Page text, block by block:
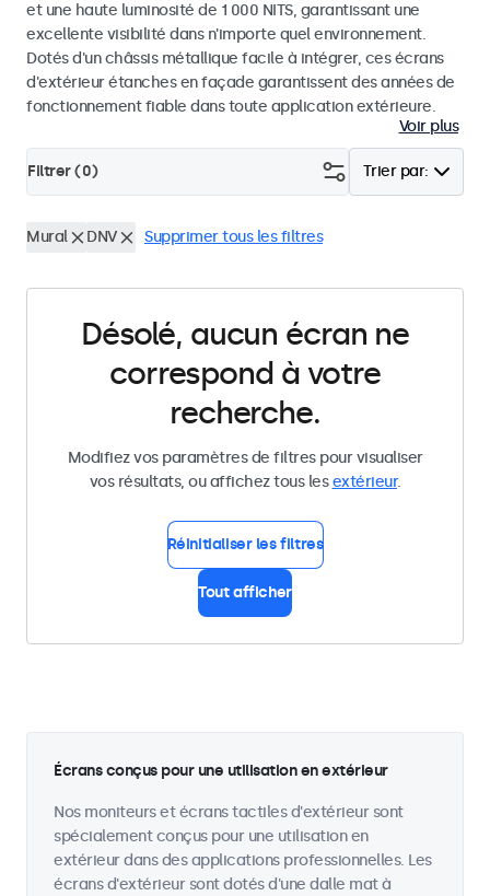
et une haute luminosité de 1 000 NITS, garantissant une
excellente visibilité dans n'importe quel environnement.
Dotés d'un châssis métallique facile à intégrer, ces écrans
d'extérieur étanches en façade garantissent des années de
fonctionnement fiable dans toute application extérieure.
Voir plus
Trier par:
Filtrer (0)
Mural DNV Supprimer tous les filtres
Désolé, aucun écran ne
correspond à votre
recherche.
Modifiez vos paramètres de filtres pour visualiser
vos résultats, ou affichez tous lesextérieur.
Réinitialiser les filtres
Tout afficher
Écrans conçus pour une utilisation en extérieur
Nos moniteurs et écrans tactiles d'extérieur sont
spécialement conçus pour une utilisation en
extérieur dans des applications professionnelles. Les
écrans d'extérieur sont dotés d'une dalle mat à